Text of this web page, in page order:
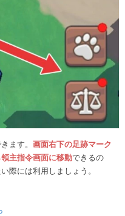
ます。 画面右下の足跡マーク
主指令画面に移動できるの
際には利用しましょう。